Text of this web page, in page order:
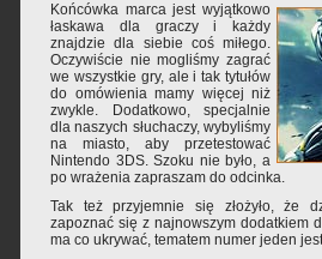
Końcówka marca jest wyjątkowo
łaskawa dla graczy i każdy
znajdzie dla siebie coś miłego.
Oczywiście nie mogliśmy zagrać
we wszystkie gry, ale i tak tytułów
do omówienia mamy więcej niż
zwykle. Dodatkowo, specjalnie
dla naszych słuchaczy, wybyliśmy
na miasto, aby przetestować
Nintendo 3DS. Szoku nie było, a
po wrażenia zapraszam do odcinka.
Tak też przyjemnie się złożyło, że
zapoznać się z najnowszym dodatkiem
ma co ukrywać, tematem numer jeden